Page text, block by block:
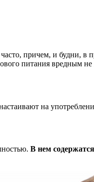
причем, и будни, в
питания вредным
на
В нем